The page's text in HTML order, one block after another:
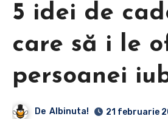
5 idei de
care să i le
persoanei
De Albinuta!
21 februarie